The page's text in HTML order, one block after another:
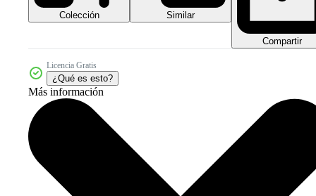
Colección Similar
Compartir
Licencia Gratis
¿Qué es esto?
Más información